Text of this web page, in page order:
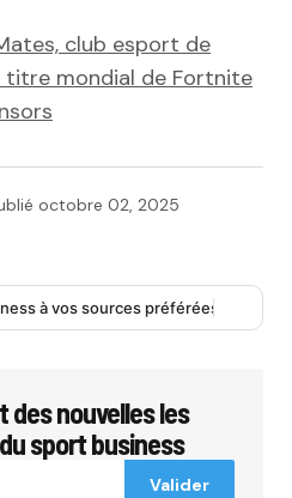
club esport de
titre mondial de Fortnite
octobre 02, 2025
à vos sources préférées
des nouvelles les
sport business
Valider